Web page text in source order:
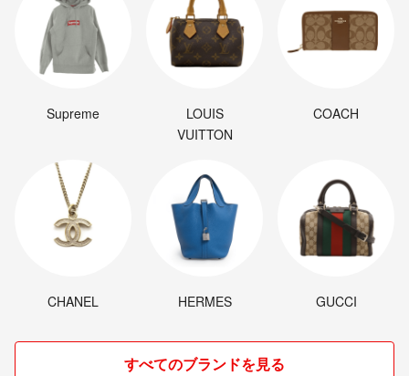
Supreme
LOUIS
VUITTON
COACH
CHANEL HERMES GUCCI
すべてのブランドを見る